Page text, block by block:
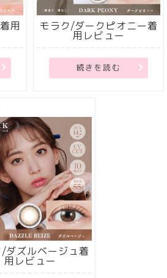
用
モラク/ダークピオニー着
用レビュー
続きを読む
/ダズルベージュ着
用レビュー